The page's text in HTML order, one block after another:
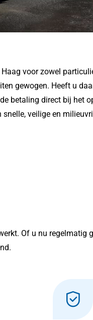
voor zowel
gewogen. Heeft u
betaling direct bij het
veilige en
Of u nu regelmatig